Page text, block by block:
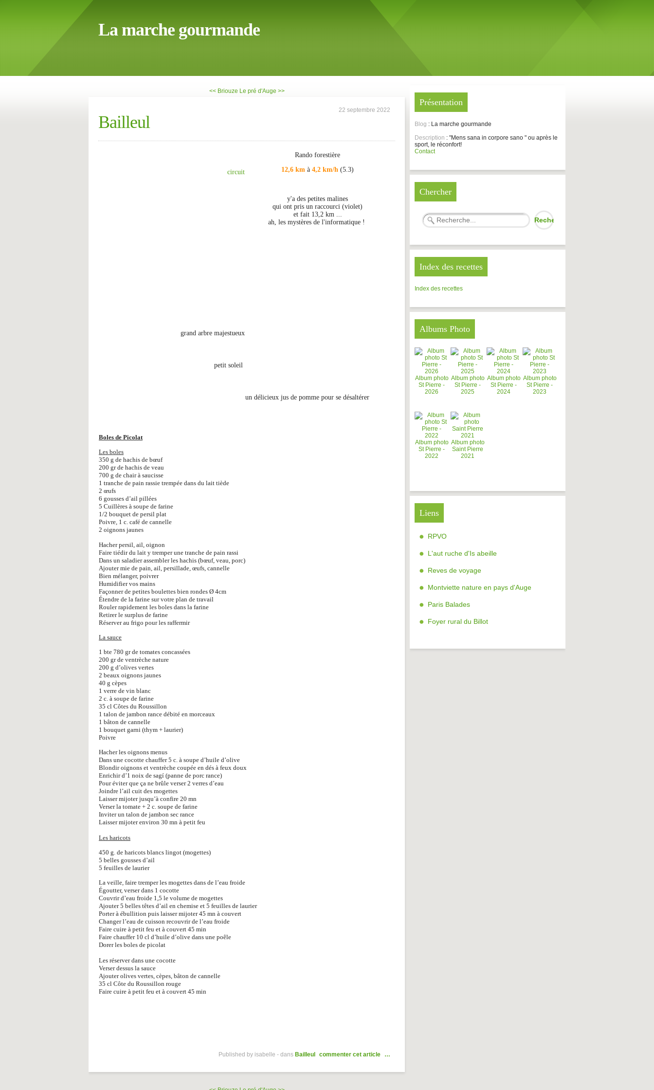
La marche gourmande
<< Briouze Le pré d'Auge >>
22 septembre 2022
Bailleul
circuit
Rando forestière
12,6 km à 4,2 km/h (5.3)
y'a des petites malines
qui ont pris un raccourci (violet)
et fait 13,2 km ...
ah, les mystères de l'informatique !
grand arbre majestueux
petit soleil
un délicieux jus de pomme pour se désaltérer
Boles de Picolat
Les boles
350 g de hachis de bœuf
200 gr de hachis de veau
700 g de chair à saucisse
1 tranche de pain rassie trempée dans du lait tiède
2 œufs
6 gousses d’ail pillées
5 Cuillères à soupe de farine
1/2 bouquet de persil plat
Poivre, 1 c. café de cannelle
2 oignons jaunes
Hacher persil, ail, oignon
Faire tiédir du lait y tremper une tranche de pain rassi
Dans un saladier assembler les hachis (bœuf, veau, porc)
Ajouter mie de pain, ail, persillade, œufs, cannelle
Bien mélanger, poivrer
Humidifier vos mains
Façonner de petites boulettes bien rondes Ø 4cm
Étendre de la farine sur votre plan de travail
Rouler rapidement les boles dans la farine
Retirer le surplus de farine
Réserver au frigo pour les raffermir
La sauce
1 bte 780 gr de tomates concassées
200 gr de ventrèche nature
200 g d’olives vertes
2 beaux oignons jaunes
40 g cèpes
1 verre de vin blanc
2 c. à soupe de farine
35 cl Côtes du Roussillon
1 talon de jambon rance débité en morceaux
1 bâton de cannelle
1 bouquet garni (thym + laurier)
Poivre
Hacher les oignons menus
Dans une cocotte chauffer 5 c. à soupe d’huile d’olive
Blondir oignons et ventrèche coupée en dés à feux doux
Enrichir d’1 noix de sagí (panne de porc rance)
Pour éviter que ça ne brûle verser 2 verres d’eau
Joindre l’ail cuit des mogettes
Laisser mijoter jusqu’à confire 20 mn
Verser la tomate + 2 c. soupe de farine
Inviter un talon de jambon sec rance
Laisser mijoter environ 30 mn à petit feu
Les haricots
450 g. de haricots blancs lingot (mogettes)
5 belles gousses d’ail
5 feuilles de laurier
La veille, faire tremper les mogettes dans de l’eau froide
Égoutter, verser dans 1 cocotte
Couvrir d’eau froide 1,5 le volume de mogettes
Ajouter 5 belles têtes d’ail en chemise et 5 feuilles de laurier
Porter à ébullition puis laisser mijoter 45 mn à couvert
Changer l’eau de cuisson recouvrir de l’eau froide
Faire cuire à petit feu et à couvert 45 min
Faire chauffer 10 cl d’huile d’olive dans une poêle
Dorer les boles de picolat
Les réserver dans une cocotte
Verser dessus la sauce
Ajouter olives vertes, cèpes, bâton de cannelle
35 cl Côte du Roussillon rouge
Faire cuire à petit feu et à couvert 45 min
Published by isabelle - dans Bailleul commenter cet article …
Présentation
Blog : La marche gourmande
Description : "Mens sana in corpore sano " ou après le
sport, le réconfort!
Contact
Chercher
Index des recettes
Index des recettes
Albums Photo
Album photo
St Pierre -
2026
Album photo
St Pierre -
2025
Album photo
St Pierre -
2024
Album photo
St Pierre -
2023
Album photo
St Pierre -
2022
Album photo
Saint Pierre
2021
Liens
RPVO
L'aut ruche d'Is abeille
Reves de voyage
Montviette nature en pays d'Auge
Paris Balades
Foyer rural du Billot